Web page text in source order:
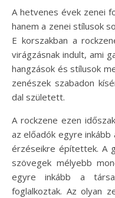
A hetvenes évek zenei
hanem a zenei stílusok
E korszakban a
virágzásnak indult, ami
hangzások és stílusok
zenészek szabadon
dal született.
A rockzene ezen
az előadók egyre
érzéseikre építettek. A
szövegek mélyebb
egyre inkább a
foglalkoztak. Az olyan